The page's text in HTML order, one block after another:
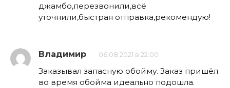
джамбо,перезвонили,всё
уточнили,быстрая отправка,рекомендую!
Владимир 06.08.2021 в 22:00
Заказывал запасную обойму. Заказ пришёл
во время обойма идеально подошла.